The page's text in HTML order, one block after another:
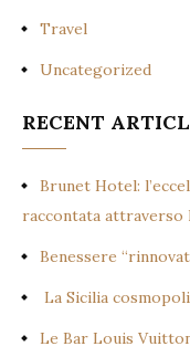
Travel
Uncategorized
RECENT
Brunet Hotel:
raccontata attraverso
Benessere
La Sicilia
Le Bar Louis